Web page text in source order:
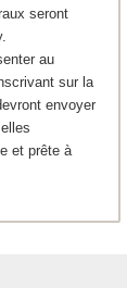
seront
au
sur la
envoyer
et prête à